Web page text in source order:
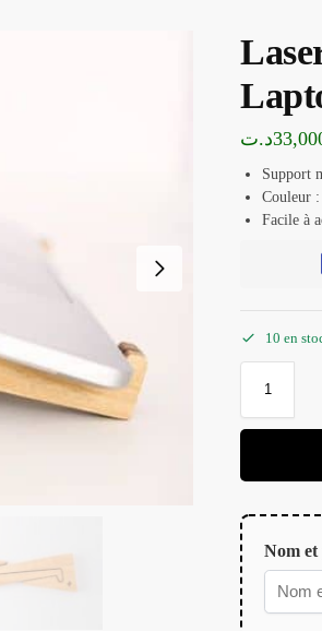
د.ت
Support
Couleur
Facile à
10 en
Nom